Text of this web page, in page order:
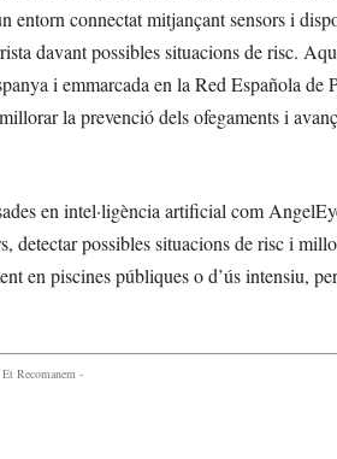
entorn connectat mitjançant sensors i
davant possibles situacions de risc.
i emmarcada en la Red Española de
la prevenció dels ofegaments i
en intel·ligència artificial com
detectar possibles situacions de risc i
en piscines públiques o d’ús intensiu,
Recomanem -